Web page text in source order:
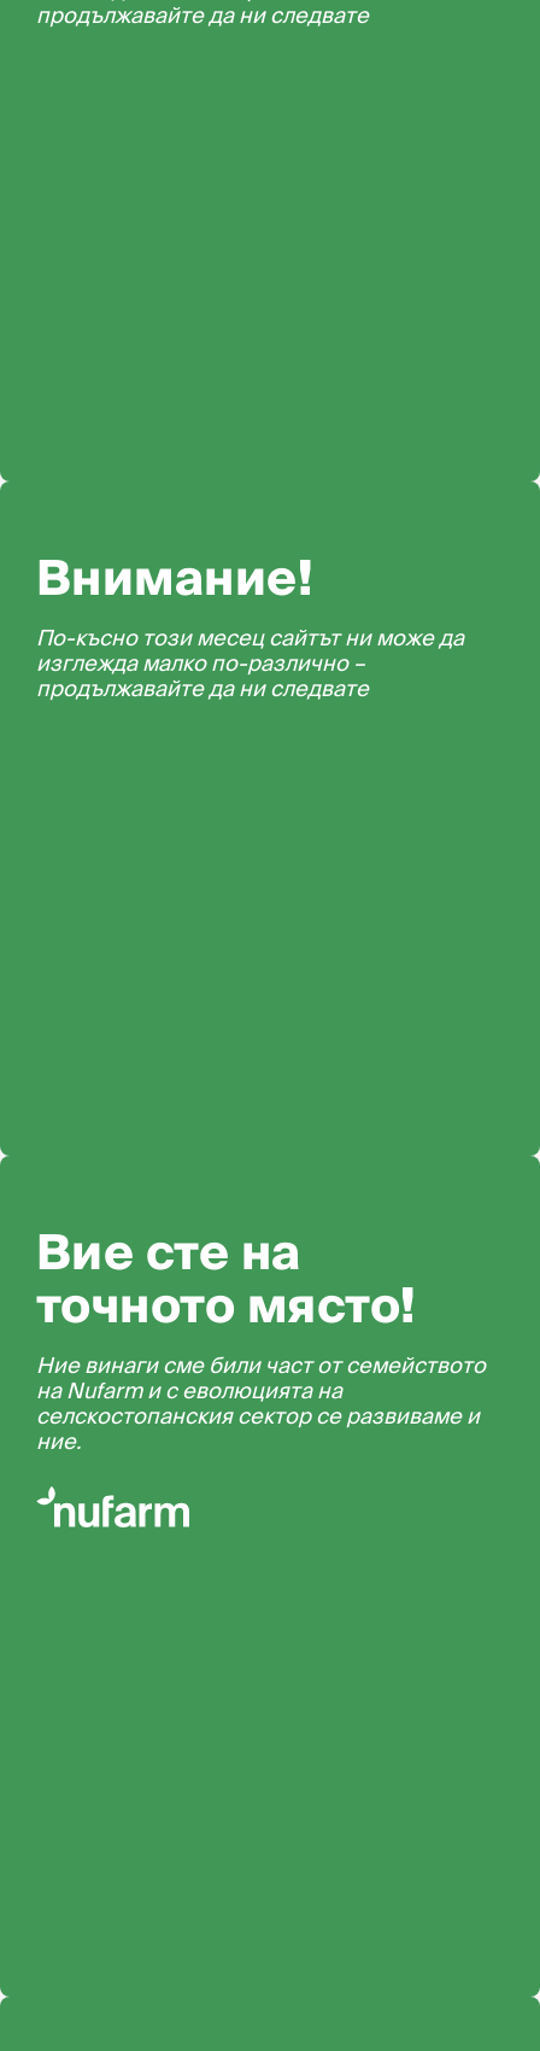
продължавайте да ни следвате
Внимание!
По-късно този месец сайтът ни може да
изглежда малко по-различно –
продължавайте да ни следвате
Вие сте на
точното място!
Ние винаги сме били част от семейството
на Nufarm и с еволюцията на
селскостопанския сектор се развиваме и
ние.